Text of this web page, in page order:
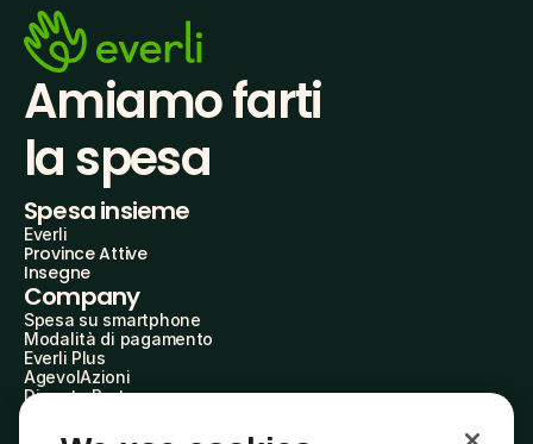
Amiamo farti
la spesa
Spesa insieme
Everli
Province Attive
Insegne
Company
Spesa su smartphone
Modalità di pagamento
Everli Plus
AgevolAzioni
Diventa Partner
Everli Shoppers